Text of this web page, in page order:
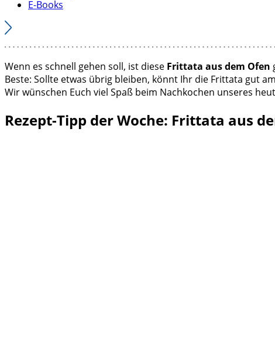
E-Books
Wenn es schnell gehen soll, ist diese Frittata aus dem Ofen
Beste: Sollte etwas übrig bleiben, könnt Ihr die Frittata gut
Wir wünschen Euch viel Spaß beim Nachkochen unseres
Rezept-Tipp der Woche: Frittata aus